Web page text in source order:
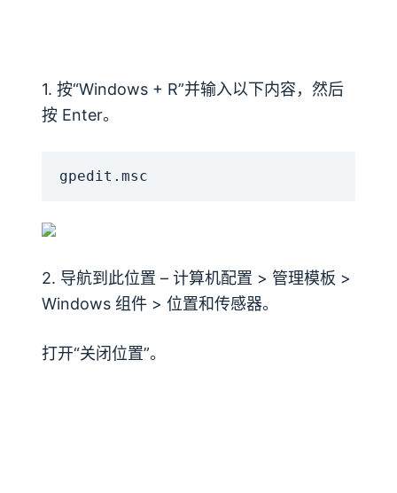
1. 按“Windows + R”并输入以下内容，然后
按 Enter。
gpedit.msc
2. 导航到此位置 – 计算机配置 > 管理模板 >
Windows 组件 > 位置和传感器。
打开“关闭位置”。